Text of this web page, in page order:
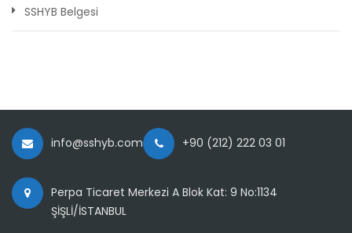
SSHYB Belgesi
info@sshyb.com +90 (212) 222 03 01
Perpa Ticaret Merkezi A Blok Kat: 9 No:1134
ŞİŞLİ/İSTANBUL